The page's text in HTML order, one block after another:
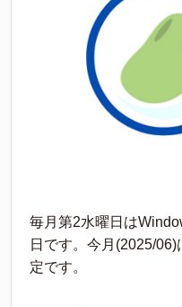
毎月第2水曜日は
日です。今月(2025/
定です。